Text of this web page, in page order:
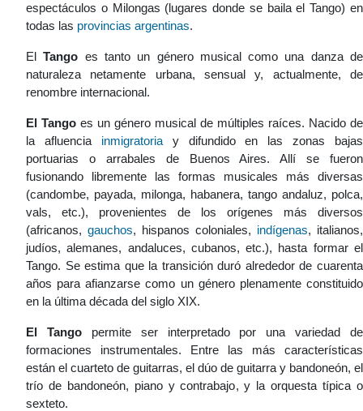
espectáculos o Milongas (lugares donde se baila el Tango) en
todas las provincias argentinas.
ElTango es tanto un género musical como una danza de
naturaleza netamente urbana, sensual y, actualmente, de
renombre internacional.
El Tango es un género musical de múltiples raíces. Nacido de
la afluencia inmigratoriay difundido en las zonas bajas
portuarias o arrabales de Buenos Aires. Allí se fueron
fusionando libremente las formas musicales más diversas
(candombe, payada, milonga, habanera, tango andaluz, polca,
vals, etc.), provenientes de los orígenes más diversos
(africanos, gauchos, hispanos coloniales, indígenas, italianos,
judíos, alemanes, andaluces, cubanos, etc.), hasta formar el
Tango. Se estima que la transición duró alrededor de cuarenta
años para afianzarse como un género plenamente constituido
en la última década del siglo XIX.
El Tangopermite ser interpretado por una variedad de
formaciones instrumentales. Entre las más características
están el cuarteto de guitarras, el dúo de guitarra y bandoneón, el
trío de bandoneón, piano y contrabajo, y la orquesta típica o
sexteto.